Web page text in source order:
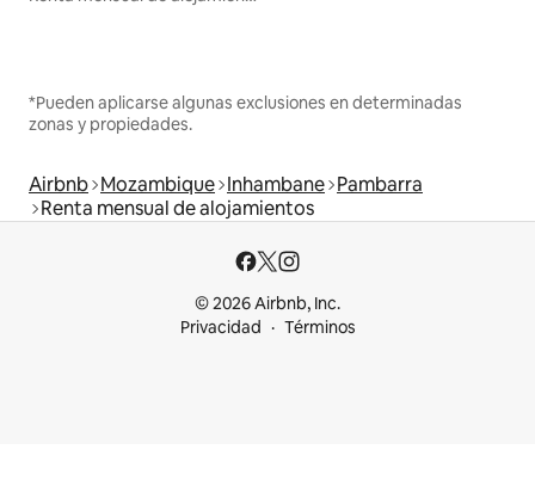
*Pueden aplicarse algunas exclusiones en determinadas
zonas y propiedades.
Airbnb Mozambique Inhambane Pambarra
Renta mensual de alojamientos
© 2026 Airbnb, Inc.
Privacidad
Términos